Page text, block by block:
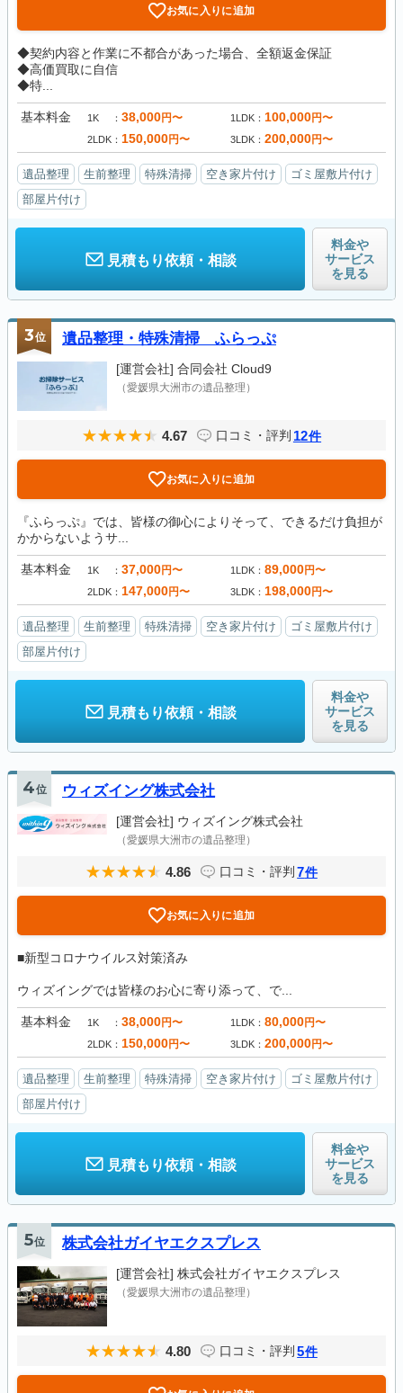
お気に入りに追加
◆契約内容と作業に不都合があった場合、全額返金保証
◆高価買取に自信
◆特...
基本料金 1K 38,000円〜 1LDK 100,000円〜
2LDK 150,000円〜 3LDK 200,000円〜
遺品整理 生前整理 特殊清掃 空き家片付け
ゴミ屋敷片付け
部屋片付け
見積もり依頼・相談
料金や
サービス
を見る
3位 遺品整理・特殊清掃 ふらっぷ
[運営会社] 合同会社 Cloud9
（愛媛県大洲市の遺品整理）
4.67 口コミ・評判 12件
お気に入りに追加
『ふらっぷ』では、皆様の御心によりそって、できるだけ負担が
かからないようサ...
基本料金 1K 37,000円〜 1LDK 89,000円〜
2LDK 147,000円〜 3LDK 198,000円〜
遺品整理 生前整理 特殊清掃 空き家片付け
ゴミ屋敷片付け
部屋片付け
見積もり依頼・相談
料金や
サービス
を見る
4位 ウィズイング株式会社
[運営会社] ウィズイング株式会社
（愛媛県大洲市の遺品整理）
4.86 口コミ・評判 7件
お気に入りに追加
■新型コロナウイルス対策済み
ウィズイングでは皆様のお心に寄り添って、で...
基本料金 1K 38,000円〜 1LDK 80,000円〜
2LDK 150,000円〜 3LDK 200,000円〜
遺品整理 生前整理 特殊清掃 空き家片付け
ゴミ屋敷片付け
部屋片付け
見積もり依頼・相談
料金や
サービス
を見る
5位 株式会社ガイヤエクスプレス
[運営会社] 株式会社ガイヤエクスプレス
（愛媛県大洲市の遺品整理）
4.80 口コミ・評判 5件